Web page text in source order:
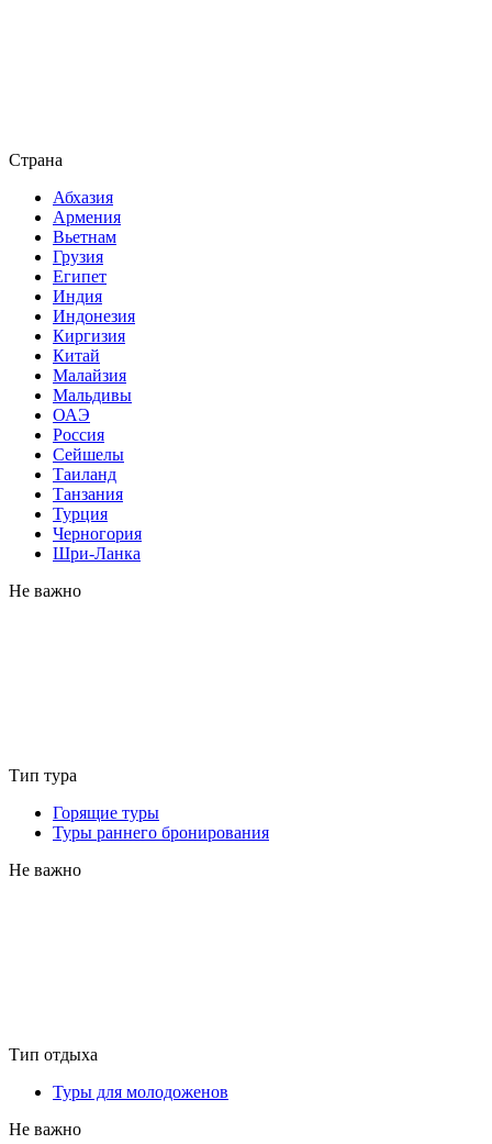
Страна
Абхазия
Армения
Вьетнам
Грузия
Египет
Индия
Индонезия
Киргизия
Китай
Малайзия
Мальдивы
ОАЭ
Россия
Сейшелы
Таиланд
Танзания
Турция
Черногория
Шри-Ланка
Не важно
Тип тура
Горящие туры
Туры раннего бронирования
Не важно
Тип отдыха
Туры для молодоженов
Не важно